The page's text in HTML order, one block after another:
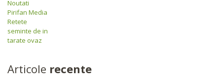
Noutati
Pirifan Media
Retete
seminte de in
tarate ovaz
Articole recente